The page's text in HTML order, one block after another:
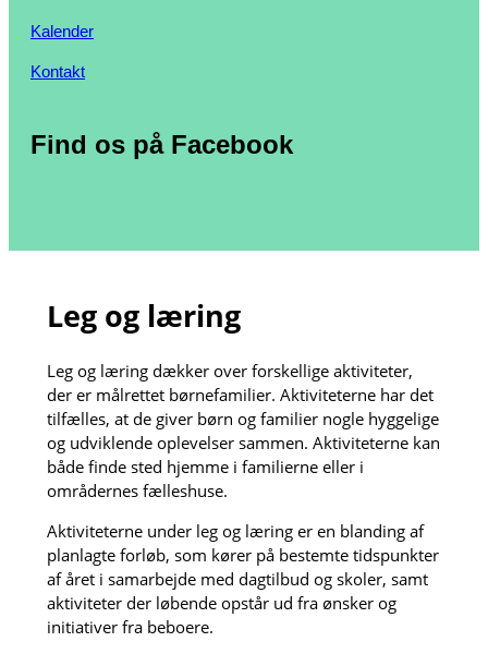
Kalender
Kontakt
Find os på Facebook
Leg og læring
Leg og læring dækker over forskellige aktiviteter,
der er målrettet børnefamilier. Aktiviteterne har det
tilfælles, at de giver børn og familier nogle hyggelige
og udviklende oplevelser sammen. Aktiviteterne kan
både finde sted hjemme i familierne eller i
områdernes fælleshuse.
Aktiviteterne under leg og læring er en blanding af
planlagte forløb, som kører på bestemte tidspunkter
af året i samarbejde med dagtilbud og skoler, samt
aktiviteter der løbende opstår ud fra ønsker og
initiativer fra beboere.